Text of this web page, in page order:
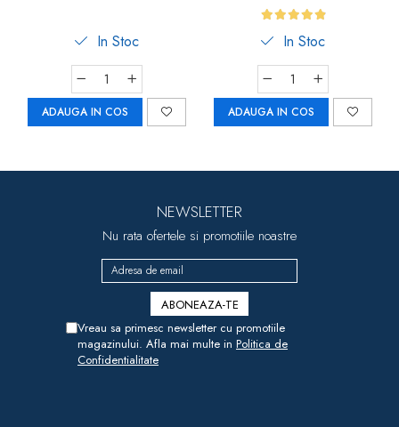
In Stoc
ADAUGA IN COS
In Stoc
ADAUGA IN COS
NEWSLETTER
Nu rata ofertele si promotiile noastre
Vreau sa primesc newsletter cu promotiile
magazinului. Afla mai multe in Politica de
Confidentialitate